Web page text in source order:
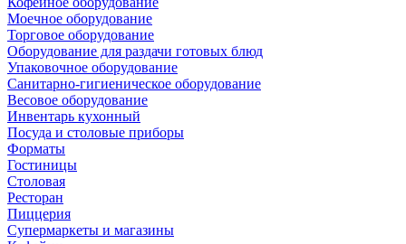
Моечное оборудование
Торговое оборудование
Оборудование для раздачи готовых блюд
Упаковочное оборудование
Санитарно-гигиеническое оборудование
Весовое оборудование
Инвентарь кухонный
Посуда и столовые приборы
Форматы
Гостиницы
Столовая
Ресторан
Пиццерия
Супермаркеты и магазины